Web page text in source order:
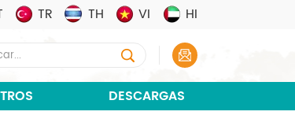
TR TH VI HI
DESCARGAS